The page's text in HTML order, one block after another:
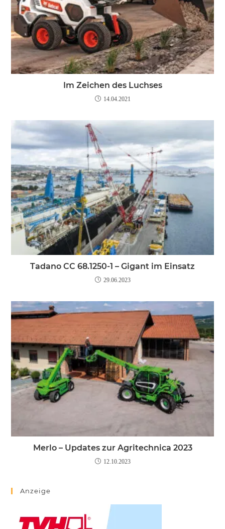
Im Zeichen des Luchses
14.04.2021
Tadano CC 68.1250-1 – Gigant im Einsatz
29.06.2023
Merlo – Updates zur Agritechnica 2023
12.10.2023
Anzeige